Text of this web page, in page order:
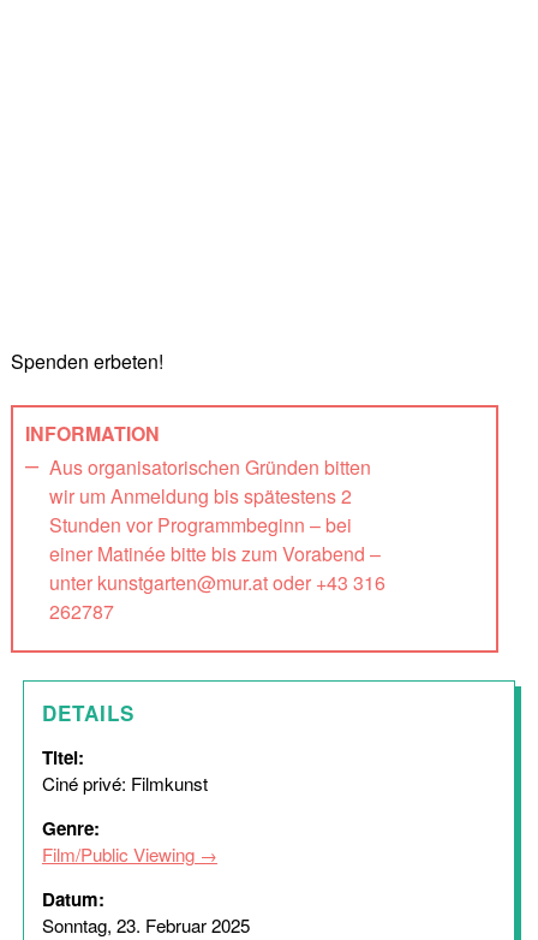
Spenden erbeten!
INFORMATION
Aus organisatorischen Gründen bitten
wir um Anmeldung bis spätestens 2
Stunden vor Programmbeginn – bei
einer Matinée bitte bis zum Vorabend –
unter kunstgarten@mur.at oder +43 316
262787
DETAILS
Titel:
Ciné privé: Filmkunst
Genre:
Film/Public Viewing
Datum:
Sonntag, 23. Februar 2025